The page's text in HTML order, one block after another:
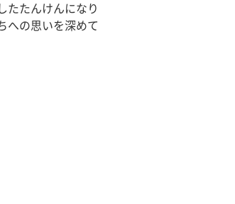
たたんけんになり
への思いを深めて